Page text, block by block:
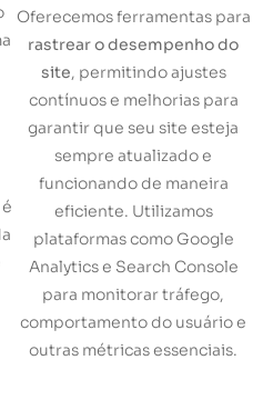
Oferecemos ferramentas para
rastrear o desempenho do
site, permitindo ajustes
contínuos e melhorias para
garantir que seu site esteja
sempre atualizado e
funcionando de maneira
eficiente. Utilizamos
plataformas como Google
Analytics e Search Console
para monitorar tráfego,
comportamento do usuário e
outras métricas essenciais.